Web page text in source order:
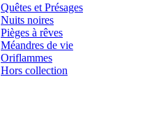
Quêtes et Présages
Nuits noires
Pièges à rêves
Méandres de vie
Oriflammes
Hors collection